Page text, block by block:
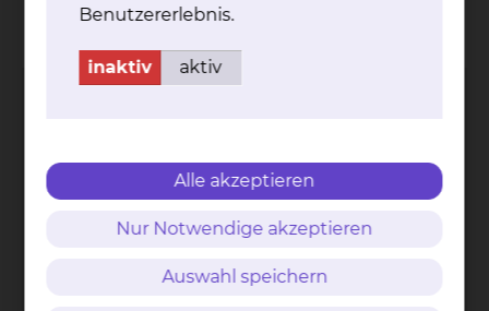
Bildnachweise
Cookie Einstellungen
Städtisches Klinikum
38118 Braunschweig
Benutzererlebnis.
inaktiv aktiv
Alle akzeptieren
Nur Notwendige akzeptieren
Auswahl speichern